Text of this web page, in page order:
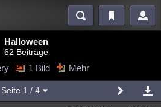
Blogs
Halloween
62 Beiträge
1 Bild Mehr
Seite 1 / 4